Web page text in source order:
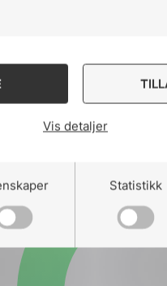
Vis detaljer
Statistikk
Cookies